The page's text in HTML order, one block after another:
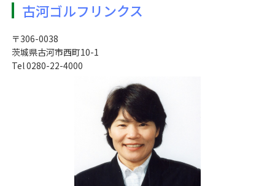
古河ゴルフリンクス
〒306-0038
茨城県古河市西町10-1
Tel 0280-22-4000